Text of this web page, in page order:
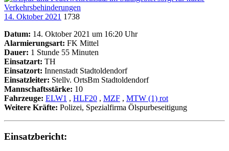
14. Oktober 2021 1738
Datum: 14. Oktober 2021 um 16:20 Uhr
Alarmierungsart: FK Mittel
Dauer: 1 Stunde 55 Minuten
Einsatzart: TH
Einsatzort: Innenstadt Stadtoldendorf
Einsatzleiter: Stellv. OrtsBm Stadtoldendorf
Mannschaftsstärke: 10
Fahrzeuge: ELW1 , HLF20 , MZF , MTW (1) rot
Weitere Kräfte: Polizei, Spezialfirma Ölspurbeseitigung
Einsatzbericht: